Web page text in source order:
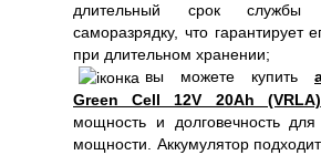
длительный срок
саморазрядку, что гарантирует
при длительном хранении;
вы можете купить
Green Cell 12V 20Ah (VRLA)
мощность и долговечность для
мощности. Аккумулятор